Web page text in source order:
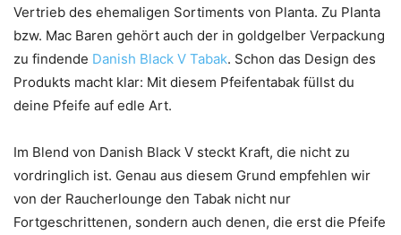
Vertrieb des ehemaligen Sortiments von Planta. Zu Planta
bzw. Mac Baren gehört auch der in goldgelber Verpackung
zu findende Danish Black V Tabak. Schon das Design des
Produkts macht klar: Mit diesem Pfeifentabak füllst du
deine Pfeife auf edle Art.
Im Blend von Danish Black V steckt Kraft, die nicht zu
vordringlich ist. Genau aus diesem Grund empfehlen wir
von der Raucherlounge den Tabak nicht nur
Fortgeschrittenen, sondern auch denen, die erst die Pfeife